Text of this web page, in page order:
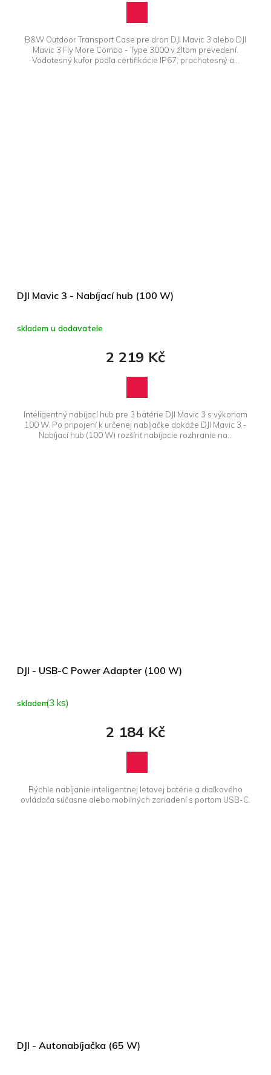
B&W Outdoor Transport Case pre dron DJI Mavic 3 alebo DJI
Mavic 3 Fly More Combo - Type 3000 v žltom prevedení.
Vodotesný kufor podľa certifikácie IP67, prachotesný a...
DJI Mavic 3 - Nabíjací hub (100 W)
skladem u dodavatele
2 219 Kč
Inteligentný nabíjací hub pre 3 batérie DJI Mavic 3 s výkonom
100 W. Po pripojení k určenej nabíjačke dokáže DJI Mavic 3 -
Nabíjací hub (100 W) rozšíriť nabíjacie rozhranie na...
DJI - USB-C Power Adapter (100 W)
skladem(3 ks)
2 184 Kč
Rýchle nabíjanie inteligentnej letovej batérie a diaľkového
ovládača súčasne alebo mobilných zariadení s portom USB-C.
DJI - Autonabíjačka (65 W)